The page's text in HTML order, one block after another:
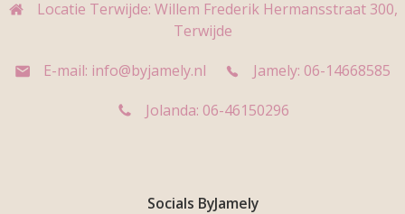
Locatie Terwijde: Willem Frederik Hermansstraat 300,
Terwijde
E-mail: info@byjamely.nl
Jamely: 06-14668585
Jolanda: 06-46150296
Socials ByJamely